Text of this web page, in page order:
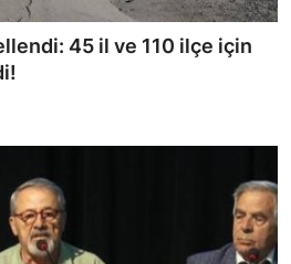
45 il ve 110 ilçe için